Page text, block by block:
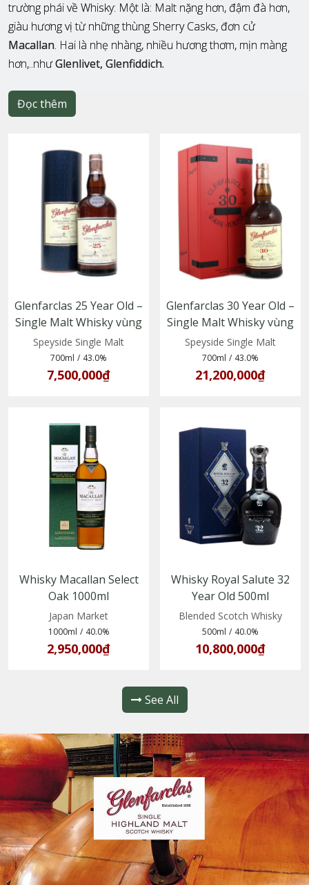
trường phái về Whisky: Một là: Malt nặng hơn, đậm đà hơn,
giàu hương vị từ những thùng Sherry Casks, đơn cử
Macallan. Hai là nhẹ nhàng, nhiều hương thơm, mịn màng
hơn,..nhưGlenlivet, Glenfiddich.
Đọc thêm
Glenfarclas 25 Year Old –
Single Malt Whisky vùng
Speyside, trưởng thành
trong thùng sherry
Speyside Single Malt
700ml / 43.0%
7,500,000₫
Glenfarclas 30 Year Old –
Single Malt Whisky vùng
Speyside, Scotland
Speyside Single Malt
700ml / 43.0%
21,200,000₫
Whisky Macallan Select
Oak 1000ml
(5010314078003)
Japan Market
1000ml / 40.0%
2,950,000₫
Whisky Royal Salute 32
Year Old 500ml
(5000299614075)
Blended Scotch Whisky
500ml / 40.0%
10,800,000₫
See All